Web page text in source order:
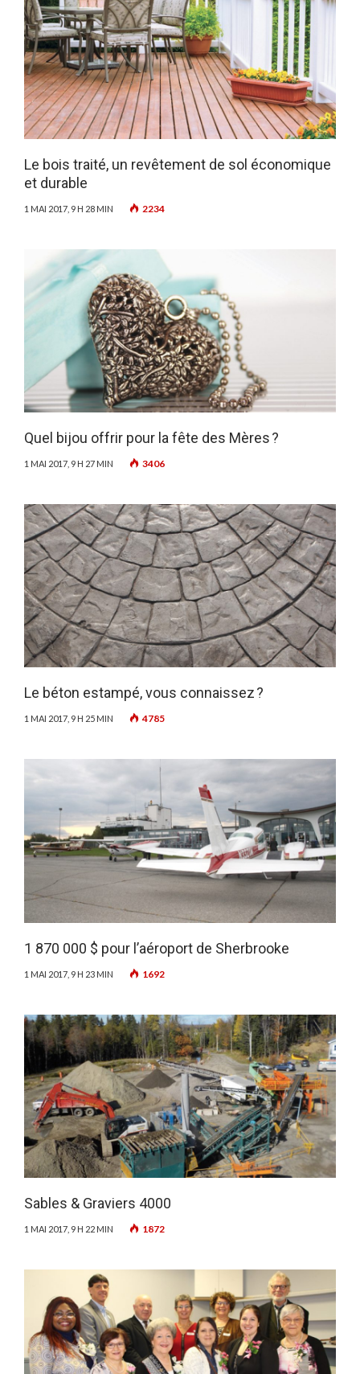
Le bois traité, un revêtement de sol économique
et durable
1 MAI 2017, 9 H 28 MIN 2234
Quel bijou offrir pour la fête des Mères ?
1 MAI 2017, 9 H 27 MIN 3406
Le béton estampé, vous connaissez ?
1 MAI 2017, 9 H 25 MIN 4785
1 870 000 $ pour l’aéroport de Sherbrooke
1 MAI 2017, 9 H 23 MIN 1692
Sables & Graviers 4000
1 MAI 2017, 9 H 22 MIN 1872